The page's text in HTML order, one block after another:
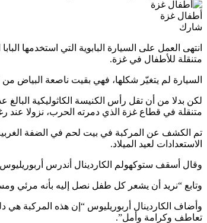
أطفال غزة
شارك
متنقلة للأطفال في غزة.
السيارة لم يتغيّر شكلها، فهي بقيت ناصعة البياض
متنقلة في قطاع غزة الذي دمرته الحرب، نزولا عند
تم الكشف عن المركبة في بيت لحم في الضفة
الاستعدادات لعيد الميلاد.
وقال أسقف ستوكهولم الكاردينال أندرس
وتابع “نريد أن يشعر كل طفل نصل إليه بأنه مرئي
وأضاف الكاردينال أربوريليوس “إن هذه المركبة هي
تعاطف وكرامة وأمل”.